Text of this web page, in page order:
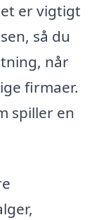
er vigtigt
så du
når
firmaer.
spiller en